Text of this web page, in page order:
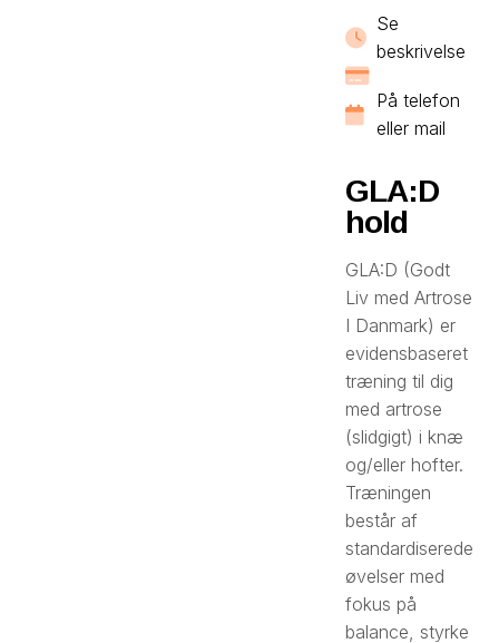
Se
beskrivelse
På telefon
eller mail
GLA:D
hold
GLA:D (Godt
Liv med Artrose
I Danmark) er
evidensbaseret
træning til dig
med artrose
(slidgigt) i knæ
og/eller hofter.
Træningen
består af
standardiserede
øvelser med
fokus på
balance, styrke